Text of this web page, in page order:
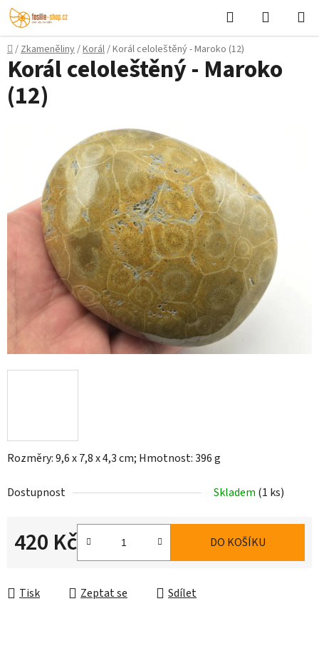
Přejít
na
obsah
Hledat
KOŠÍK
Domů
/Zkameněliny/Korál/Korál celoleštěný - Maroko (12)
Rozměry: 9,6 x 7,8 x 4,3 cm; Hmotnost: 396 g
Dostupnost Skladem (1 ks)
420 Kč DO KOŠÍKU
Tisk Zeptat se Sdílet
Korál celoleštěný - Maroko
(12)